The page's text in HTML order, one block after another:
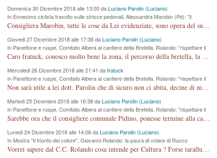
Domenica 30 Dicembre 2018 alle 13:00 daLuciano Parolin (Luciano)
In Ennesimo ciclista travolto sulle strisce pedonali, Alessandra Marobin (Pd): "il
Comune si svegli"
Consigliera Marobin, tutte le cose da Lei evidenziate, sono opera del suo ex Assessore e compagno di Partito Antonio Marco Dalla Pozza Assessore alla "progettazione" di piste ciclabili e altre porcherie. A lui manderei il conto da saldare per incidenti e danni alle persone. E' ora che "finiamola." Avete perso rassegnatevi. qui IL SINDACO RUCCO NON C'ENTRA PER NIENTE. CAPITO!!!!!!!! Amen.
Giovedi 27 Dicembre 2018 alle 17:38 daLuciano Parolin (Luciano)
In Panettone e ruspe, Comitato Albera al cantiere della Bretella. Rolando: "rispettare il
cronoprogramma"
Caro fratuck, conosco molto bene la zona, il percorso della bretella, la situazione dei cittadini, abito in Viale Trento. A partire dal 2003 ho partecipato al Comitato di Maddalene pro bretella, e a riunioni propositive per apportare modifiche al progetto. Numerose mie foto del territorio sono arrivate a Roma, altri miei interventi (non graditi dalla Sx) sono stati pubblicati dal GdV, assieme ad altri come Ciro Asproso, ora favorevole alla bretella. Ho partecipato alla raccolta firme per la chiusura della strada x 5 giorni eseguita dal Sindaco Hullwech per sforamento 180 Micro/g. Pertanto come impegno per la tematica sono apposto con la coscienza. Ora il Progetto è partito, fine! Voglio dire che la nuova Giunta "comunale" non c'entra più. L'opera sarà "malauguratamente" eseguita, ma non con il mio placet. Il Consigliere Comunale dovrebbe capire che la campagna elettorale è finita, con buona pace di tutti. Quello che invece dovrebbe interessare è la proprietà della strada, dall'uscita autostradale Ovest, sino alla Rotatoria dell'Albara, vi sono tre possessori: Autostrade SpA; La Provincia, il Comune. Come la mettiamo per il futuro ? I costi, da 50 sono saliti a 100 milioni di € come dire 20 milioni a KM (!) da non credere. Comunque si farà. Ma nessuno canti Vittoria, anzi meglio non farne un ulteriore fatto "partitico" per questioni elettorali o di seggio. Se mi manda la sua mail, sono disponibile ad inviare i documenti e le foto sopra descritte. Con ossequi, Luciano Parolin
Mercoledi 26 Dicembre 2018 alle 21:41 dafratuck
In Panettone e ruspe, Comitato Albera al cantiere della Bretella. Rolando: "rispettare il
cronoprogramma"
Non sarà utile a lei dott. Parolin che di sicuro non ci abita, decine di migliaia di TIR, automobili e padroncini che passano quotidianamente per una strada appena rotabile, non è più possibile stendere i panni, attraversare la strada senza rischiare la morte, le case stanno crepando, i tempi sono cambiati e la bretella non passerà assolutamente per maddalene (ma cosa sta a dire?!), dia invece responsabilità a chi ha costruito tagliando la strada che doveva invece terminare a isola vicentina e non al moracchino lasciando Motta di Costabissara ancora in panne di traffico. I tempi sono cambiati dottore e se l'anagrafe della vita stagna nell'essere umano impressioni conservatrici, la società non le considera perchè va avanti, si industrializza e ha bisogno di infrastrutture e di sviluppo. Ultima considerazione, se è geloso di Rolando perchè vede in lui solo campagne politiche mentre si difendono i SOLI diritti dei cittadini, la preghiamo faccia considerazioni più appropriate. Saluti e complimenti per i suoi scritti.
Martedi 25 Dicembre 2018 alle 16:38 daLuciano Parolin (Luciano)
In Panettone e ruspe, Comitato Albera al cantiere della Bretella. Rolando: "rispettare il
cronoprogramma"
Sarebbe ora che il consigliere comunale Pidino, ponesse termine alla campagna elettorale nel territorio del suo seggio Villaggio del Sole. La tiraca è iniziata, distruggerà 6 km di prateria ovest della città, ricca di fonti e sorgenti d'acqua. I cittadini di Maddalene non avranno più Pace la notte. Molta colpa per la costruzione di questa Strada è proprio del signor Rolando,dei suoi gazebo mobili e che vuol far passare questa opera VANDALICA come progetto "utile" a chi ? Non è cosa seria sig. Rolando!
Lunedi 24 Dicembre 2018 alle 14:06 daLuciano Parolin (Luciano)
In Mostra "Il trionfo del colore", Giovanni Rolando: la paura di volare di Rucco
Vorrei sapere dal C.C. Rolando cosa intende per Cultura ? Forse tarallucci, vino e sagre, o spaghetti tricolori del PD ? Il continuo (s)parlare della mostra a Palazzo Chiericati caro consigliere DANNEGGIA FORTEMENTE l'immagine della città TUTTA e fa deviare i consensi che in RUSSIA (badi bene ex U.R.S.S.) sono ECCELLENTI. A livello artistico l'evento è di alta Valenza culturale, COMPITO di Tutta la Cittadinanza fare il possibile per propagandare l'iniziativa senza farne UN CASO PARTITICO come fa Lei da sempre. Meno Gazebo + Partecipazione! E così sia. Amen.